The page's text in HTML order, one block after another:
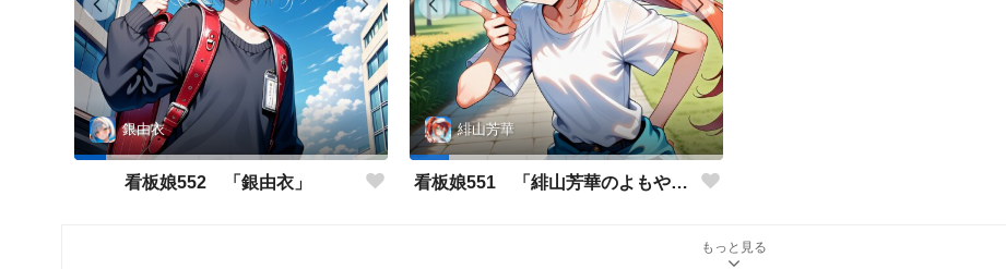
銀由衣
看板娘552 「銀由衣」
緋山芳華
看板娘551 「緋山芳華のよもやま話」
もっと見る